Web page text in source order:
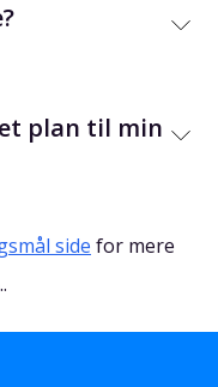
plan til min
side for mere
.